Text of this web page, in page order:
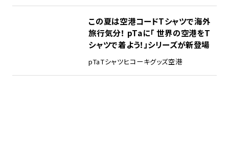
この夏は空港コードTシャツで海外
旅行気分！ pTaに「 世界の空港をT
シャツで着よう！」シリーズが新登場
pTaTシャツヒコーキグッズ空港